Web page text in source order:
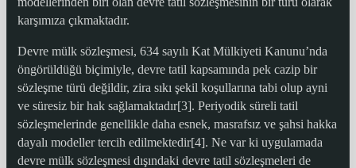
karşımıza çıkmaktadır.
Devre mülk sözleşmesi, 634 sayılı Kat Mülkiyeti Kanunu’nda
öngörüldüğü biçimiyle, devre tatil kapsamında pek cazip bir
sözleşme türü değildir, zira sıkı şekil koşullarına tabi olup ayni
ve süresiz bir hak sağlamaktadır[3]. Periyodik süreli tatil
sözleşmelerinde genellikle daha esnek, masrafsız ve şahsi hakka
dayalı modeller tercih edilmektedir[4]. Ne var ki uygulamada
devre mülk sözleşmesi dışındaki devre tatil sözleşmeleri de